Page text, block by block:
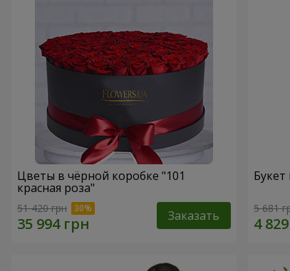
Цветы в чёрной коробке "101
красная роза"
51 420 грн Заказать
Букет
5 681